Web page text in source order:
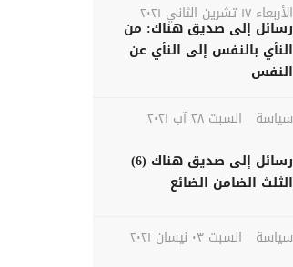
الأربعاء ١٧ تشرين الثاني ٢٠٢١
رسائل إلى صديق هناك: من
النأي بالنفس إلى النأي عن
النفس
سياسة
السبت ٢٨ آب ٢٠٢١
رسائل إلى صديق هناك (6)
الثلث الضامن الضائع
سياسة
السبت ٠٣ نيسان ٢٠٢١